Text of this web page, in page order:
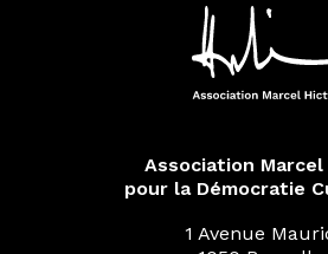
Association
pour la Démocratie
1 Avenue